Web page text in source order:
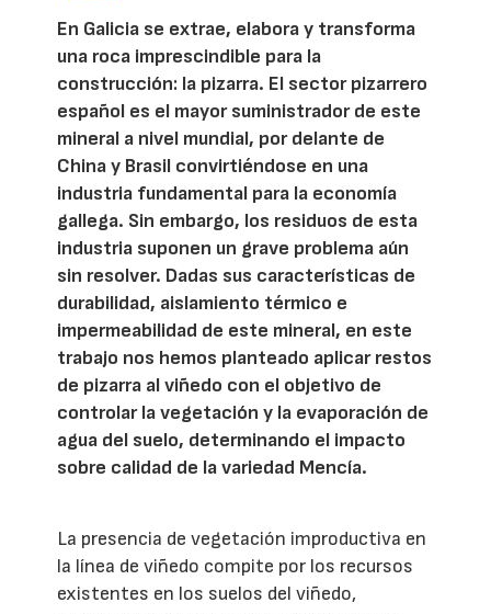
En Galicia se extrae, elabora y transforma
una roca imprescindible para la
construcción: la pizarra. El sector pizarrero
español es el mayor suministrador de este
mineral a nivel mundial, por delante de
China y Brasil convirtiéndose en una
industria fundamental para la economía
gallega. Sin embargo, los residuos de esta
industria suponen un grave problema aún
sin resolver. Dadas sus características de
durabilidad, aislamiento térmico e
impermeabilidad de este mineral, en este
trabajo nos hemos planteado aplicar restos
de pizarra al viñedo con el objetivo de
controlar la vegetación y la evaporación de
agua del suelo, determinando el impacto
sobre calidad de la variedad Mencía.
La presencia de vegetación improductiva en
la línea de viñedo compite por los recursos
existentes en los suelos del viñedo,